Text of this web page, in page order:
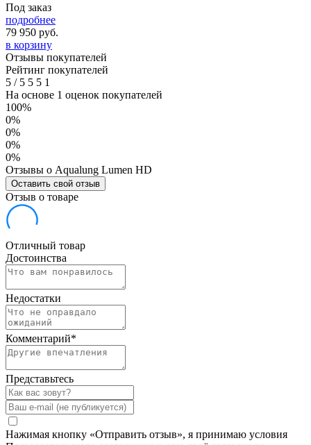
Под заказ
подробнее
79 950 руб.
в корзину
Отзывы покупателей
Рейтинг покупателей
5 /5 5 5 1
На основе 1 оценок покупателей
100%
0%
0%
0%
0%
Отзывы о Aqualung Lumen HD
Оставить свой отзыв
Отзыв о товаре
Отличный товар
Достоинства
Недостатки
Комментарий*
Представьтесь
Нажимая кнопку «Отправить отзыв», я принимаю условия